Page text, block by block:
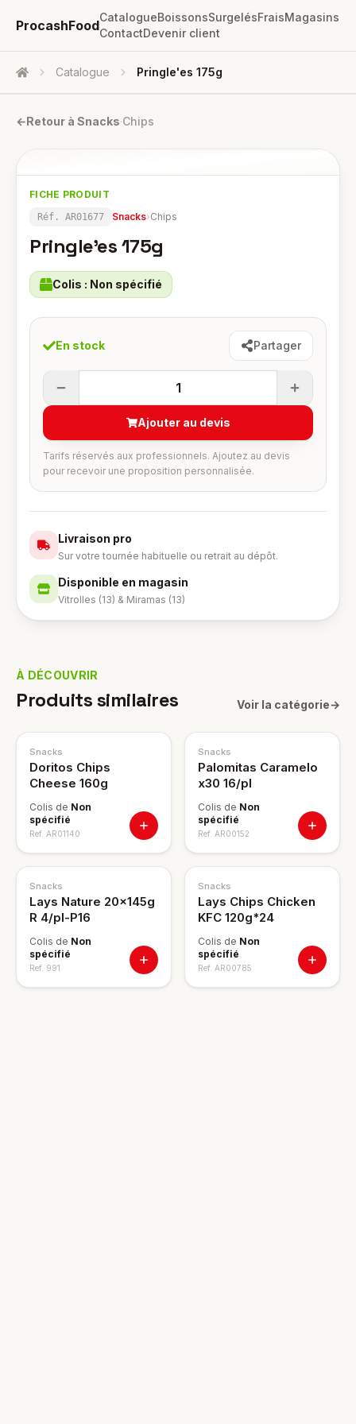
ProcashFood
CatalogueBoissonsSurgelésFraisMagasins
ContactDevenir client
Accueil Catalogue Pringle'es 175g
←Retour à Snacks·Chips
FICHE PRODUIT
Réf. AR01677 Snacks›Chips
Pringle'es 175g
Colis : Non spécifié
En stock Partager
1
Ajouter au devis
Tarifs réservés aux professionnels. Ajoutez au devis
pour recevoir une proposition personnalisée.
Livraison pro
Sur votre tournée habituelle ou retrait au dépôt.
Disponible en magasin
Vitrolles (13) & Miramas (13)
À DÉCOUVRIR
Produits similaires Voir la catégorie→
Snacks
Doritos Chips
Cheese 160g
Colis de Non
spécifié
Ref. AR01140
Snacks
Palomitas Caramelo
x30 16/pl
Colis de Non
spécifié
Ref. AR00152
Snacks
Lays Nature 20x145g
R 4/pl-P16
Colis de Non
spécifié
Ref. 991
Snacks
Lays Chips Chicken
KFC 120g*24
Colis de Non
spécifié
Ref. AR00785